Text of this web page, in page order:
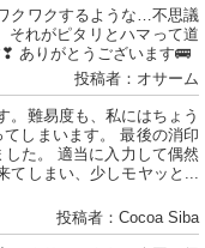
クワクするような…不思議
それがピタリとハマって道
ありがとうございます🚌
投稿者：オサーム
。難易度も、私にはちょう
しまいます。 最後の消印
た。 適当に入力して偶然
てしまい、少しモヤッと...
投稿者：Cocoa Siba